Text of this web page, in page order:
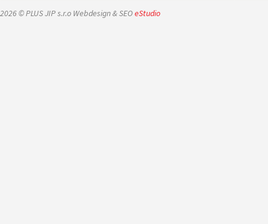
2026 © PLUS JIP s.r.o Webdesign & SEOeStudio